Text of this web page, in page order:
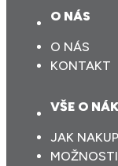
O NÁS
O NÁS
KONTAKT
VŠE O
JAK